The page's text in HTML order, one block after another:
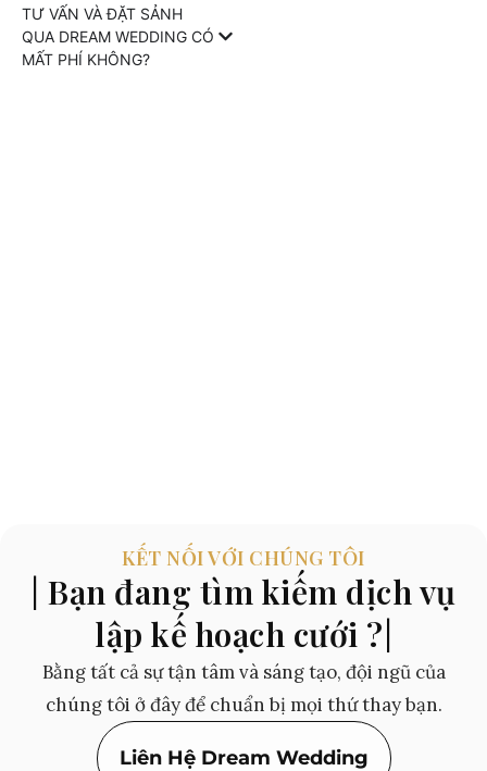
TƯ VẤN VÀ ĐẶT SẢNH
QUA DREAM WEDDING CÓ
MẤT PHÍ KHÔNG?
KẾT NỐI VỚI CHÚNG TÔI
| Bạn đang tìm kiếm dịch vụ
lập kế hoạch cưới ?|
Bằng tất cả sự tận tâm và sáng tạo, đội ngũ của
chúng tôi ở đây để chuẩn bị mọi thứ thay bạn.
Liên Hệ Dream Wedding